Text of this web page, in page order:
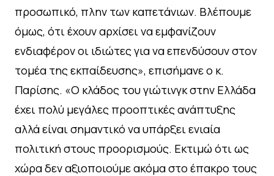
προσωπικό, πλην των καπετάνιων. Βλέπουμε
όμως, ότι έχουν αρχίσει να εμφανίζουν
ενδιαφέρον οι ιδιώτες για να επενδύσουν στον
τομέα της εκπαίδευσης», επισήμανε ο κ.
Παρίσης. «Ο κλάδος του γιώτινγκ στην Ελλάδα
έχει πολύ μεγάλες προοπτικές ανάπτυξης
αλλά είναι σημαντικό να υπάρξει ενιαία
πολιτική στους προορισμούς. Εκτιμώ ότι ως
χώρα δεν αξιοποιούμε ακόμα στο έπακρο τους